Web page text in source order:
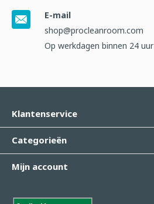
E-mail
shop@procleanroom.com
Op werkdagen binnen 24 uur
Klantenservice
Categorieën
Mijn account